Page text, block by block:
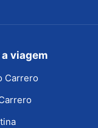
viagem
Carrero